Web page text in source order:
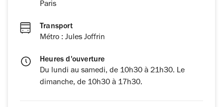
Paris
Transport
Métro : Jules Joffrin
Heures d'ouverture
Du lundi au samedi, de 10h30 à 21h30. Le
dimanche, de 10h30 à 17h30.